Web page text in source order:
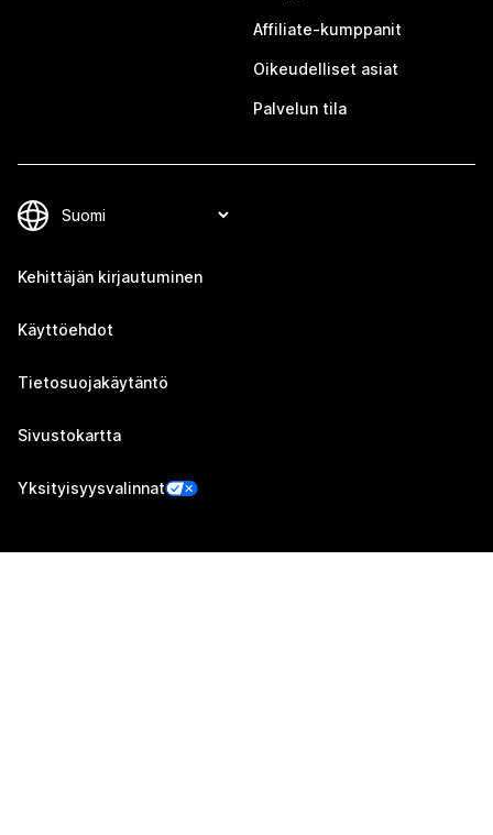
Affiliate-kumppanit
Oikeudelliset asiat
Palvelun tila
Kehittäjän kirjautuminen
Käyttöehdot
Tietosuojakäytäntö
Sivustokartta
Yksityisyysvalinnat